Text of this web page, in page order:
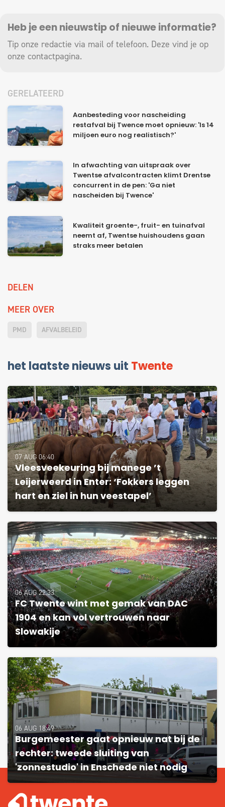
Heb je een nieuwstip of nieuwe informatie?
Tip onze redactie via mail of telefoon. Deze vind je op
onze contactpagina.
GERELATEERD
Aanbesteding voor nascheiding
restafval bij Twence moet opnieuw: 'Is 14
miljoen euro nog realistisch?'
In afwachting van uitspraak over
Twentse afvalcontracten klimt Drentse
concurrent in de pen: 'Ga niet
nascheiden bij Twence'
Kwaliteit groente-, fruit- en tuinafval
neemt af, Twentse huishoudens gaan
straks meer betalen
DELEN
MEER OVER
PMD AFVALBELEID
het laatste nieuws uit Twente
07 AUG 06:40
Vleesveekeuring bij manege ’t
Leijerweerd in Enter: ‘Fokkers leggen
hart en ziel in hun veestapel’
06 AUG 22:33
FC Twente wint met gemak van DAC
1904 en kan vol vertrouwen naar
Slowakije
06 AUG 18:49
Burgemeester gaat opnieuw nat bij de
rechter: tweede sluiting van
'zonnestudio' in Enschede niet nodig